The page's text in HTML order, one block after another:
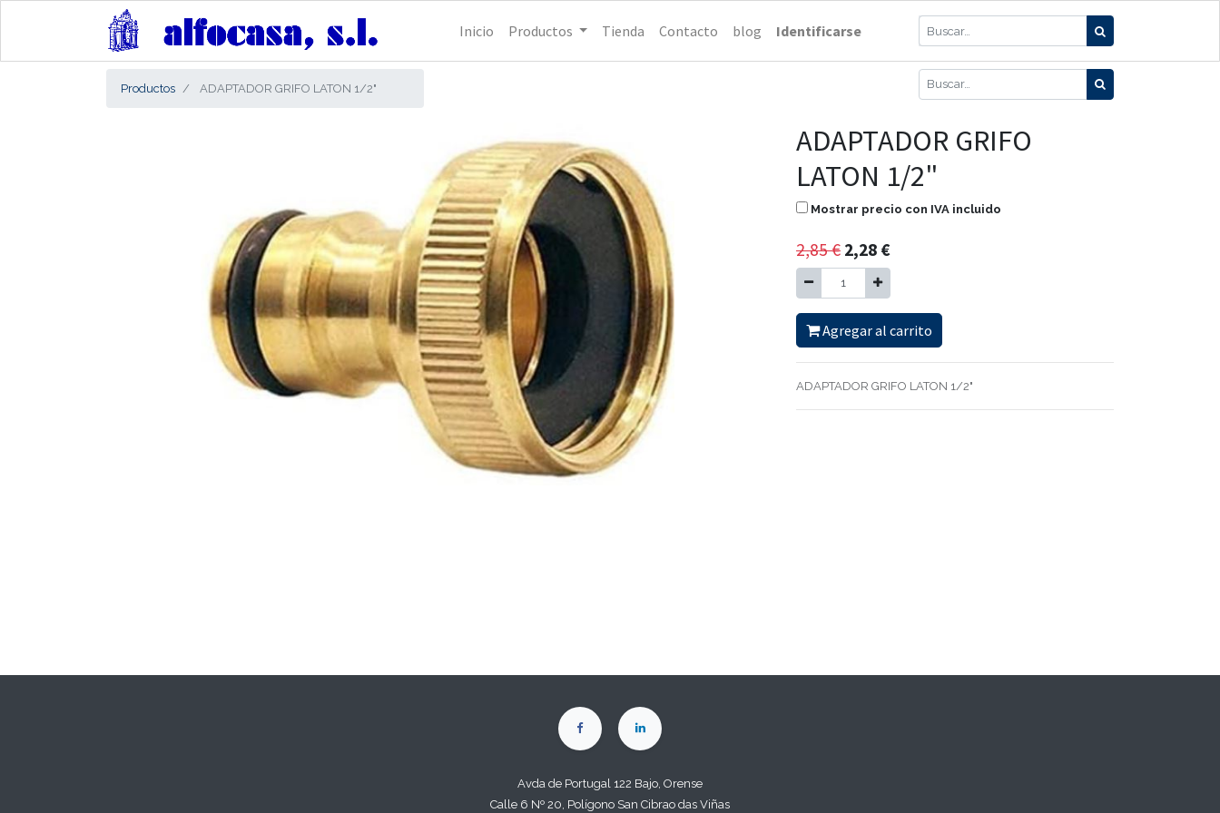
Inicio Productos Tienda Contacto blog Identificarse
Productos ADAPTADOR GRIFO LATON 1/2"
ADAPTADOR GRIFO
LATON 1/2"
Mostrar precio con IVA incluido
2,85€ 2,28 €
Agregar al carrito
ADAPTADOR GRIFO LATON 1/2"
Avda de Portugal 122 Bajo, Orense
Calle 6 Nº 20, Polígono San Cibrao das Viñas